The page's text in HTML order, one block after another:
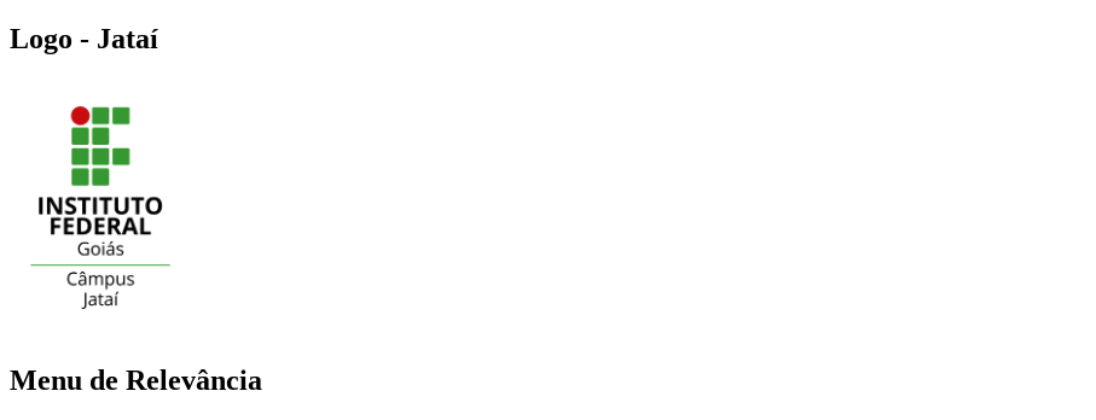
Logo - Jataí
Menu de Relevância